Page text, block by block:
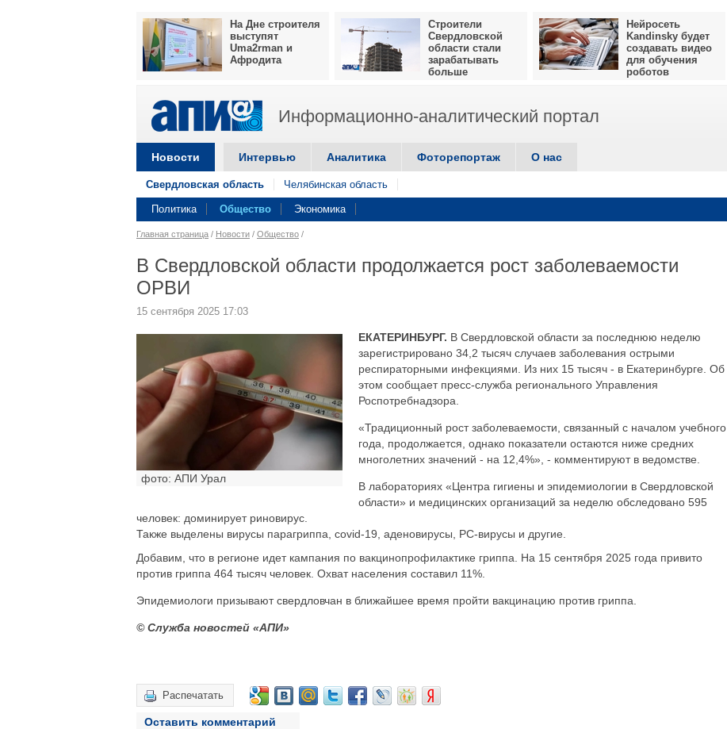
На Дне строителя
выступят
Uma2rman и
Афродита
Строители
Свердловской
области стали
зарабатывать
больше
Нейросеть
Kandinsky будет
создавать видео
для обучения
роботов
Информационно-аналитический портал
Новости Интервью Аналитика Фоторепортаж О нас
Свердловская область Челябинская область
Политика Общество Экономика
Главная страница / Новости / Общество /
В Свердловской области продолжается рост заболеваемости
ОРВИ
15 сентября 2025 17:03
фото: АПИ Урал
ЕКАТЕРИНБУРГ. В Свердловской области за последнюю неделю
зарегистрировано 34,2 тысяч случаев заболевания острыми
респираторными инфекциями. Из них 15 тысяч - в Екатеринбурге. Об
этом сообщает пресс-служба регионального Управления
Роспотребнадзора.
«Традиционный рост заболеваемости, связанный с началом учебного
года, продолжается, однако показатели остаются ниже средних
многолетних значений - на 12,4%», - комментируют в ведомстве.
В лабораториях «Центра гигиены и эпидемиологии в Свердловской
области» и медицинских организаций за неделю обследовано 595
человек: доминирует риновирус.
Также выделены вирусы парагриппа, covid-19, аденовирусы, РС-вирусы и другие.
Добавим, что в регионе идет кампания по вакцинопрофилактике гриппа. На 15 сентября 2025 года привито
против гриппа 464 тысяч человек. Охват населения составил 11%.
Эпидемиологи призывают свердловчан в ближайшее время пройти вакцинацию против гриппа.
© Служба новостей «АПИ»
Распечатать
Оставить комментарий